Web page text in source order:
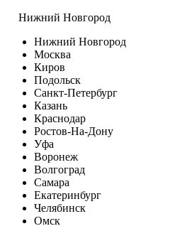
Нижний Новгород
Нижний Новгород
Москва
Киров
Подольск
Санкт-Петербург
Казань
Краснодар
Ростов-На-Дону
Уфа
Воронеж
Волгоград
Самара
Екатеринбург
Челябинск
Омск